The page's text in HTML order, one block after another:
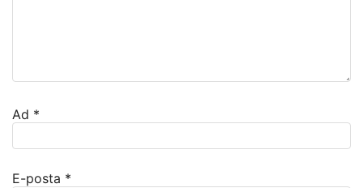
Ad *
E-posta *